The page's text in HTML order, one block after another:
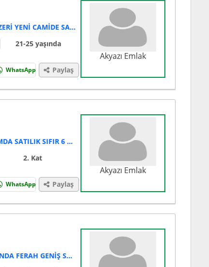
AKYAZI EMLAK'TAN ADA CADDESİ ÜZERİ YENİ CAMİDE SATILIK 3+1 DAİRE
Akyazı Emlak
21-25 yaşında
WhatsApp Paylaş
AKYAZI EMLAK'TAN MERKEZİ KONUMDA SATILIK SIFIR 6 ADET 2+0 DAİRE
Akyazı Emlak
2. Kat
WhatsApp Paylaş
ADA CADDESİ'NDE AİLE APARTMANINDA FERAH GENİŞ SATILIK DAİRE